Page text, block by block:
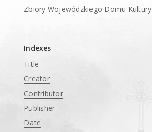
Zbiory Wojewódzkiego Domu Kultury
Indexes
Title
Creator
Contributor
Publisher
Date